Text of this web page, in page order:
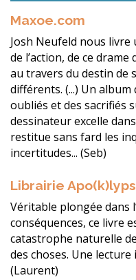
Maxoe.com
Josh Neufeld nous
de l’action, de ce
au travers du destin de
différents. (...) Un
oubliés et des sacrifiés
dessinateur excelle
restitue sans fard les
incertitudes... (Seb)
Librairie Apo(k)lyps
Véritable plongée dans
conséquences, ce livre
catastrophe naturelle
des choses. Une lecture
(Laurent)